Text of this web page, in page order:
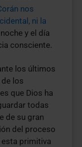
nos
ni la
y el día
consciente.
los últimos
los
que Dios ha
todas
de su gran
del proceso
primitiva